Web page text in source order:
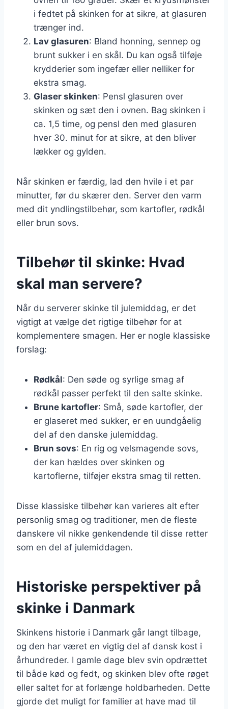
i fedtet på skinken for at sikre, at glasuren
trænger ind.
Lav glasuren: Bland honning, sennep og
brunt sukker i en skål. Du kan også tilføje
krydderier som ingefær eller nelliker for
ekstra smag.
Glaser skinken: Pensl glasuren over
skinken og sæt den i ovnen. Bag skinken i
ca. 1,5 time, og pensl den med glasuren
hver 30. minut for at sikre, at den bliver
lækker og gylden.
Når skinken er færdig, lad den hvile i et par
minutter, før du skærer den. Server den varm
med dit yndlingstilbehør, som kartofler, rødkål
eller brun sovs.
Tilbehør til skinke: Hvad
skal man servere?
Når du serverer skinke til julemiddag, er det
vigtigt at vælge det rigtige tilbehør for at
komplementere smagen. Her er nogle klassiske
forslag:
Rødkål: Den søde og syrlige smag af
rødkål passer perfekt til den salte skinke.
Brune kartofler: Små, søde kartofler, der
er glaseret med sukker, er en uundgåelig
del af den danske julemiddag.
Brun sovs: En rig og velsmagende sovs,
der kan hældes over skinken og
kartoflerne, tilføjer ekstra smag til retten.
Disse klassiske tilbehør kan varieres alt efter
personlig smag og traditioner, men de fleste
danskere vil nikke genkendende til disse retter
som en del af julemiddagen.
Historiske perspektiver på
skinke i Danmark
Skinkens historie i Danmark går langt tilbage,
og den har været en vigtig del af dansk kost i
århundreder. I gamle dage blev svin opdrættet
til både kød og fedt, og skinken blev ofte røget
eller saltet for at forlænge holdbarheden. Dette
gjorde det muligt for familier at have mad til